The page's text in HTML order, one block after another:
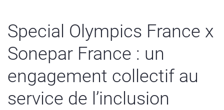
Special Olympics France x
Sonepar France : un
engagement collectif au
service de l’inclusion